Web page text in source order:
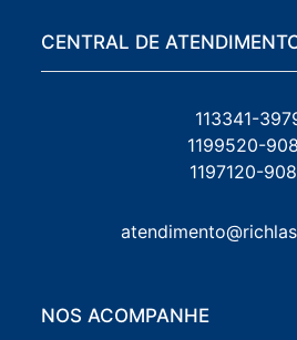
CENTRAL DE
113341-
1199520-
1197120-
NOS ACOMPANHE